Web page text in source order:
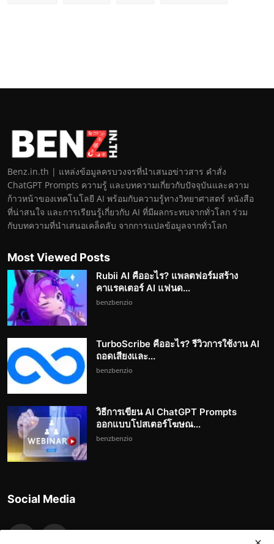
Benz.in.th | แหล่งข้อมูลครบวงจรที่นำเสนอข่าวสาร คำสั่ง
ChatGPT Prompts ความรู้ และบทความเกี่ยวกับปัจจุบันและความ
ก้าวหน้าของเทคโนโลยี AI พร้อมกับความรู้ทางวิทยาศาสตร์ หนังสือ
ที่น่าสนใจ และการเรียนรู้เกี่ยวกับ AI ที่มีผลกระทบจากทั่วโลก ร่วม
กับบทความที่นำเสนอเคล็ดลับ จากการแปลข้อมูลจากทั่วโลก
Most Viewed Posts
Rubii AI คืออะไร? แพลตฟอร์มสร้าง
คาแรคเตอร์ AI แฟนด...
benzbenzio
TurboScribe คืออะไร? รีวิวการใช้งาน AI
ถอดเสียงและ...
benzbenzio
วิธีการเขียน AI ChatGPT Prompts
ออกแบบโปสเตอร์โฆษณ...
benzbenzio
Social Media